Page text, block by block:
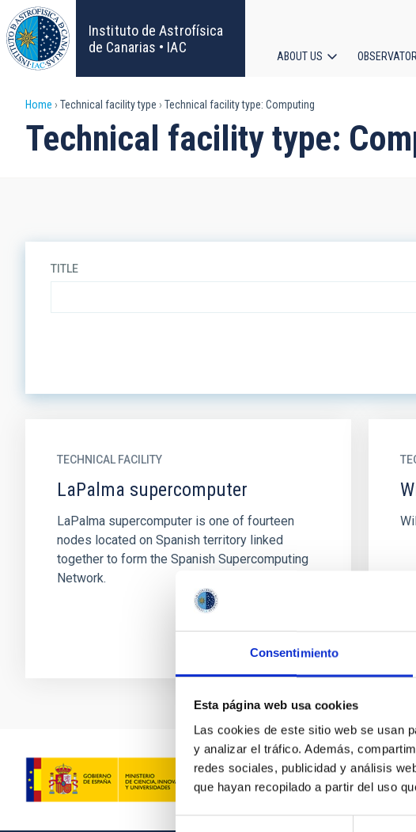
Consentimiento
Esta página web usa cookies
Las cookies de este sitio web se usan
y analizar el tráfico. Además,
redes sociales, publicidad y análisis
que hayan recopilado a partir del uso
Skip
to
main
content
Instituto de Astrofísica
de Canarias • IAC
navigation
ABOUT US
Breadcrumb
Home Technical facility type Technical facility type: Computing
Technical facility type:
TITLE
TECHNICAL FACILITY
LaPalma supercomputer
LaPalma supercomputer is one of fourteen
nodes located on Spanish territory linked
together to form the Spanish Supercomputing
Network.